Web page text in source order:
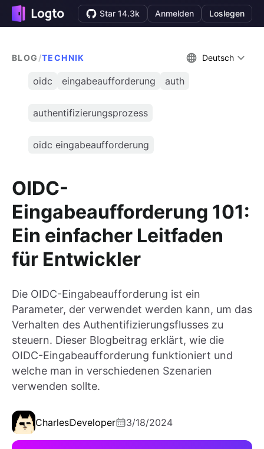
Star 14.3k Anmelden Loslegen
BLOG /TECHNIK Deutsch
oidc eingabeaufforderung auth
authentifizierungsprozess
oidc eingabeaufforderung
OIDC-
Eingabeaufforderung 101:
Ein einfacher Leitfaden
für Entwickler
Die OIDC-Eingabeaufforderung ist ein
Parameter, der verwendet werden kann, um das
Verhalten des Authentifizierungsflusses zu
steuern. Dieser Blogbeitrag erklärt, wie die
OIDC-Eingabeaufforderung funktioniert und
welche man in verschiedenen Szenarien
verwenden sollte.
CharlesDeveloper 3/18/2024